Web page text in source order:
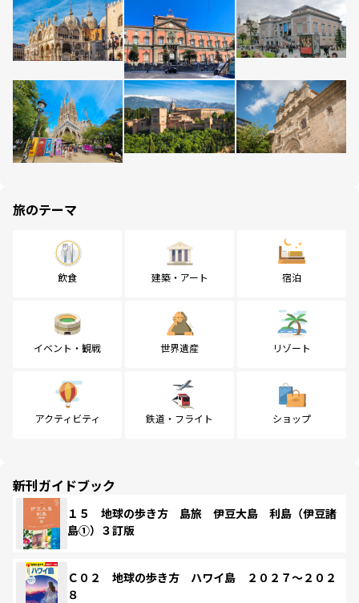
旅のテーマ
飲食 建築・アート 宿泊
イベント・観戦 世界遺産 リゾート
アクティビティ 鉄道・フライト ショップ
新刊ガイドブック
１５ 地球の歩き方 島旅 伊豆大島 利島（伊豆諸
島①）３訂版
Ｃ０２ 地球の歩き方 ハワイ島 ２０２７～２０２
８